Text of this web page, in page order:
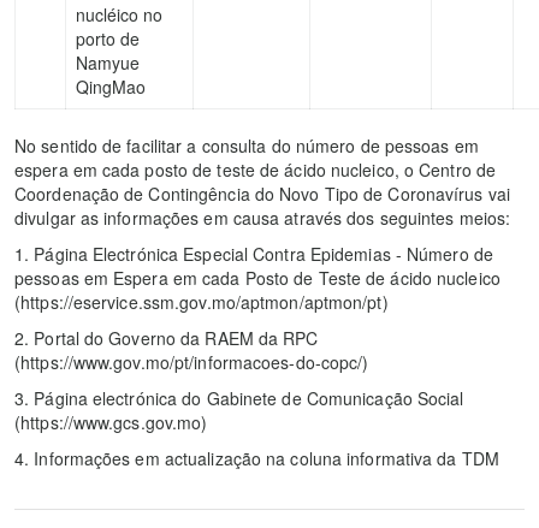
nucléico no
porto de
Namyue
QingMao
No sentido de facilitar a consulta do número de pessoas em
espera em cada posto de teste de ácido nucleico, o Centro de
Coordenação de Contingência do Novo Tipo de Coronavírus vai
divulgar as informações em causa através dos seguintes meios:
1. Página Electrónica Especial Contra Epidemias - Número de
pessoas em Espera em cada Posto de Teste de ácido nucleico
(https://eservice.ssm.gov.mo/aptmon/aptmon/pt)
2. Portal do Governo da RAEM da RPC
(https://www.gov.mo/pt/informacoes-do-copc/)
3. Página electrónica do Gabinete de Comunicação Social
(https://www.gcs.gov.mo)
4. Informações em actualização na coluna informativa da TDM